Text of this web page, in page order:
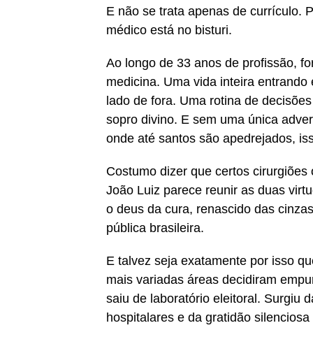
E não se trata apenas de currículo.
médico está no bisturi.
Ao longo de 33 anos de profissão,
medicina. Uma vida inteira
lado de fora. Uma rotina de
sopro divino. E sem uma única
onde até santos são apedrejados,
Costumo dizer que certos
João Luiz parece reunir as duas
o deus da cura, renascido das
pública brasileira.
E talvez seja exatamente por isso
mais variadas áreas decidiram
saiu de laboratório eleitoral. Surgiu
hospitalares e da gratidão